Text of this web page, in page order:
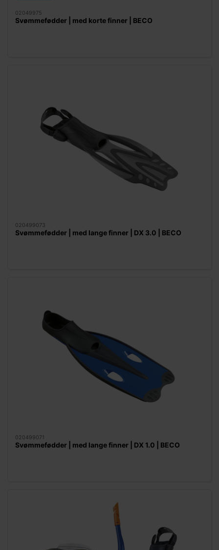
02049975
Svømmefødder | med korte finner | BECO
020499073
Svømmefødder | med lange finner | DX 3.0 | BECO
020499071
Svømmefødder | med lange finner | DX 1.0 | BECO